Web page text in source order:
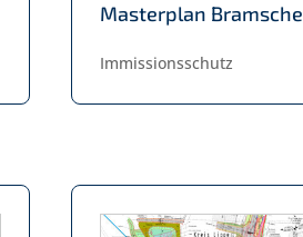
Masterplan Bramsche
Immissionsschutz